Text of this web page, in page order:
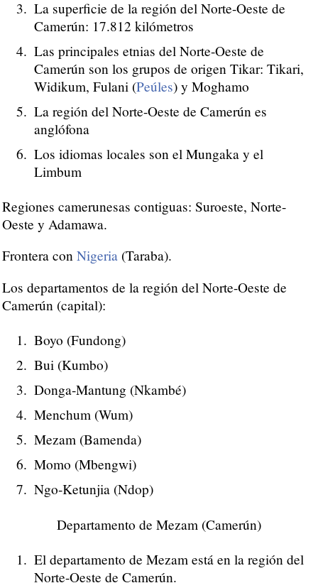
La superficie de la región del Norte-Oeste de
Camerún: 17.812 kilómetros
Las principales etnias del Norte-Oeste de
Camerún son los grupos de origen Tikar: Tikari,
Widikum, Fulani (Peúles) y Moghamo
La región del Norte-Oeste de Camerún es
anglófona
Los idiomas locales son el Mungaka y el
Limbum
Regiones camerunesas contiguas: Suroeste, Norte-
Oeste y Adamawa.
Frontera con Nigeria (Taraba).
Los departamentos de la región del Norte-Oeste de
Camerún (capital):
Boyo (Fundong)
Bui (Kumbo)
Donga-Mantung (Nkambé)
Menchum (Wum)
Mezam (Bamenda)
Momo (Mbengwi)
Ngo-Ketunjia (Ndop)
Departamento de Mezam (Camerún)
El departamento de Mezam está en la región del
Norte-Oeste de Camerún.